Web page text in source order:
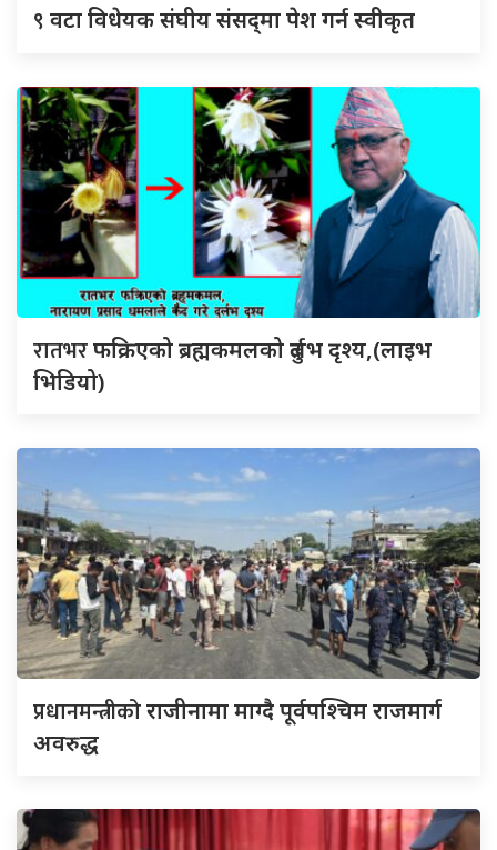
९ वटा विधेयक संघीय संसद्‌मा पेश गर्न स्वीकृत
रातभरफक्रिएको ब्रह्मकमलको दुर्लभ दृश्य,(लाइभ
भिडियो)
प्रधानमन्त्रीकोराजीनामा माग्दै पूर्वपश्चिम राजमार्ग
अवरुद्ध